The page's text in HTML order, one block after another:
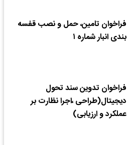
فراخوان تامین، حمل و نصب قفسه
بندی انبار شماره ۱
فراخوان تدوین سند تحول
دیجیتال(طراحی ،اجرا نظارت بر
عملکرد و ارزیابی)